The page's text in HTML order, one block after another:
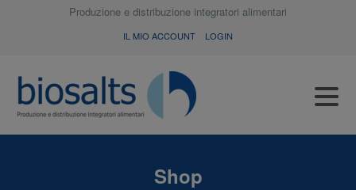
Produzione e distribuzione integratori alimentari
IL MIO ACCOUNT LOGIN
Shop